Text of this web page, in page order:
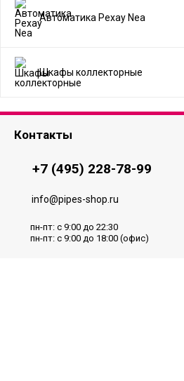
Автоматика Рехау Nea
Шкафы коллекторные
Контакты
+7 (495) 228-78-99
info@pipes-shop.ru
пн-пт: с 9:00 до 22:30
пн-пт: с 9:00 до 18:00 (офис)